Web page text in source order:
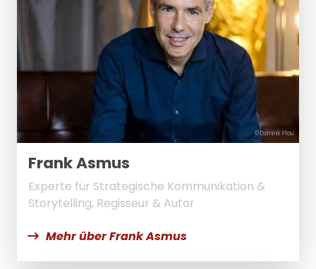
© Dominik Pfau
Frank Asmus
Experte für Strategische Kommunikation &
Storytelling, Regisseur & Autor
Mehr über Frank Asmus